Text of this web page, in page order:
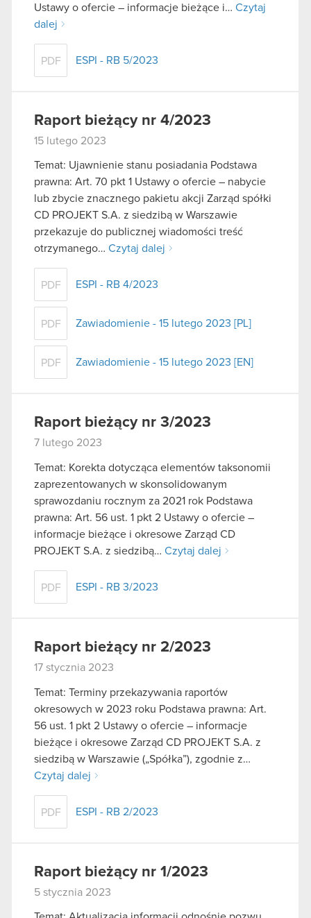
Ustawy o ofercie – informacje bieżące i… Czytaj
dalej
PDF ESPI - RB 5/2023
Raport bieżący nr 4/2023
15 lutego 2023
Temat: Ujawnienie stanu posiadania Podstawa
prawna: Art. 70 pkt 1 Ustawy o ofercie – nabycie
lub zbycie znacznego pakietu akcji Zarząd spółki
CD PROJEKT S.A. z siedzibą w Warszawie
przekazuje do publicznej wiadomości treść
otrzymanego… Czytaj dalej
PDF ESPI - RB 4/2023
PDF Zawiadomienie - 15 lutego 2023 [PL]
PDF Zawiadomienie - 15 lutego 2023 [EN]
Raport bieżący nr 3/2023
7 lutego 2023
Temat: Korekta dotycząca elementów taksonomii
zaprezentowanych w skonsolidowanym
sprawozdaniu rocznym za 2021 rok Podstawa
prawna: Art. 56 ust. 1 pkt 2 Ustawy o ofercie –
informacje bieżące i okresowe Zarząd CD
PROJEKT S.A. z siedzibą… Czytaj dalej
PDF ESPI - RB 3/2023
Raport bieżący nr 2/2023
17 stycznia 2023
Temat: Terminy przekazywania raportów
okresowych w 2023 roku Podstawa prawna: Art.
56 ust. 1 pkt 2 Ustawy o ofercie – informacje
bieżące i okresowe Zarząd CD PROJEKT S.A. z
siedzibą w Warszawie („Spółka”), zgodnie z…
Czytaj dalej
PDF ESPI - RB 2/2023
Raport bieżący nr 1/2023
5 stycznia 2023